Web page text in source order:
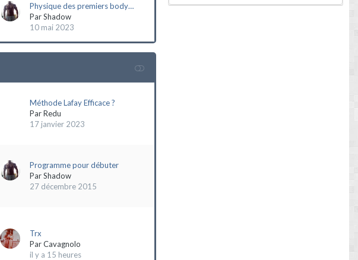
Physique des premiers body…
ParShadow
10 mai 2023
Méthode Lafay Efficace ?
ParRedu
17 janvier 2023
Programme pour débuter
ParShadow
27 décembre 2015
Trx
ParCavagnolo
il y a 15 heures